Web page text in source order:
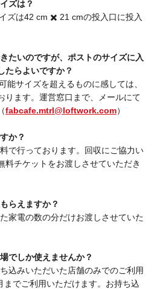
ズは？
ズは42 cm ✖️ 21 cmの投入口に投入
たいのですが、ポストのサイズに入
たらよいですか？
能サイズを超えるものに感しては、
ります。運営窓口まで、メールにて
fabcafe.mtrl@loftwork.com）
か？
で行っております。回収にご協力い
料チケットをお渡しさせていただき
らえますか？
家電の数の分だけお渡しさせていた
でしか使えませんか？
込みいただいた店舗のみでのご利用
までご利用いただけます。お持ち込